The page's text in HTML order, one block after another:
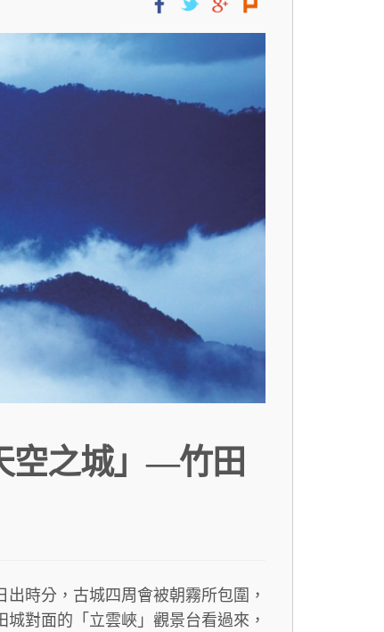
空之城」—竹田
出時分，古城四周會被朝霧所包圍，
城對面的「立雲峽」觀景台看過來，